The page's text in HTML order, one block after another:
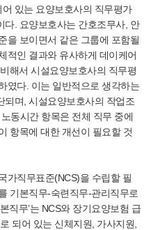
있는 요양보호사의 직무평가
다. 요양보호사는 간호조무사, 안
을 보이면서 같은 그룹에 포함될
적인 결과와 유사하게 데이케어
해서 시설요양보호사의 직무평
였다. 이는 일반적으로 생각하는
되며, 시설요양보호사의 작업조
동시간 항목은 전체 직무 중에
항목에 대한 개선이 필요할 것
가직무표준(NCS)을 수립할 필
기본직무-숙련직무-관리직무로
직무’는 NCS와 장기요양보험 급
되어 있는 신체지원, 가사지원,